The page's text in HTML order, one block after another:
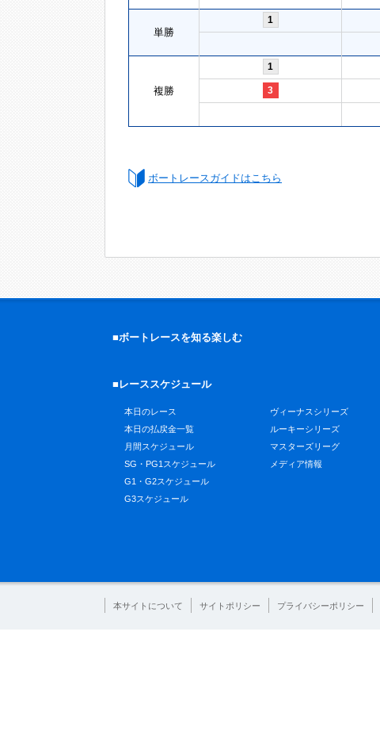
単勝
1
複勝
1
3
ボートレースガイドはこちら
■ボートレースを知る楽しむ
■レーススケジュール
本日のレース
本日の払戻金一覧
月間スケジュール
SG・PG1スケジュール
G1・G2スケジュール
G3スケジュール
ヴィーナスシリーズ
ルーキーシリーズ
マスターズリーグ
メディア情報
本サイトについて サイトポリシー プライバシーポリシー